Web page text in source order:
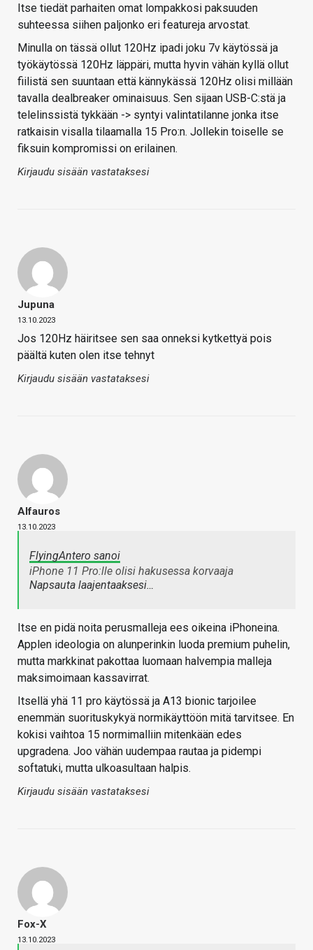
Itse tiedät parhaiten omat lompakkosi paksuuden
suhteessa siihen paljonko eri featureja arvostat.
Minulla on tässä ollut 120Hz ipadi joku 7v käytössä ja
työkäytössä 120Hz läppäri, mutta hyvin vähän kyllä ollut
fiilistä sen suuntaan että kännykässä 120Hz olisi millään
tavalla dealbreaker ominaisuus. Sen sijaan USB-C:stä ja
telelinssistä tykkään -> syntyi valintatilanne jonka itse
ratkaisin visalla tilaamalla 15 Pro:n. Jollekin toiselle se
fiksuin kompromissi on erilainen.
Kirjaudu sisään vastataksesi
Jupuna
13.10.2023
Jos 120Hz häiritsee sen saa onneksi kytkettyä pois
päältä kuten olen itse tehnyt
Kirjaudu sisään vastataksesi
Alfauros
13.10.2023
FlyingAntero sanoi
iPhone 11 Pro:lle olisi hakusessa korvaaja
Napsauta laajentaaksesi…
Itse en pidä noita perusmalleja ees oikeina iPhoneina.
Applen ideologia on alunperinkin luoda premium puhelin,
mutta markkinat pakottaa luomaan halvempia malleja
maksimoimaan kassavirrat.
Itsellä yhä 11 pro käytössä ja A13 bionic tarjoilee
enemmän suorituskykyä normikäyttöön mitä tarvitsee. En
kokisi vaihtoa 15 normimalliin mitenkään edes
upgradena. Joo vähän uudempaa rautaa ja pidempi
softatuki, mutta ulkoasultaan halpis.
Kirjaudu sisään vastataksesi
Fox-X
13.10.2023